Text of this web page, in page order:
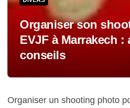
Organiser son
EVJF à Marrakech :
conseils
Organiser un shooting photo